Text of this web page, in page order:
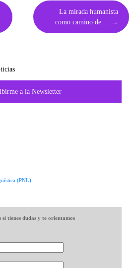
La mirada humanista
como camino de ...
a la Newsletter
(PNL)
si tienes dudas y te orientamos